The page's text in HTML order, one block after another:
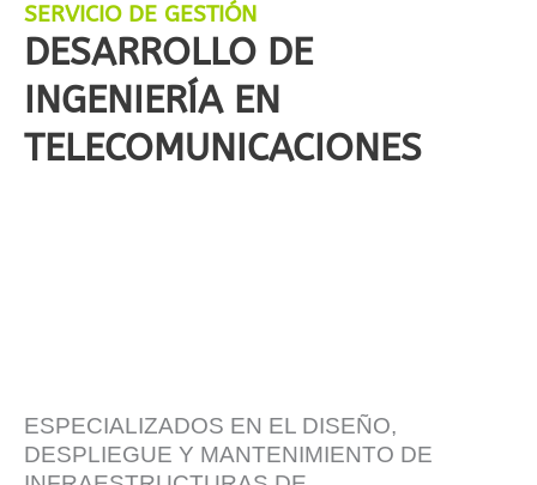
SERVICIO DE GESTIÓN
DESARROLLO DE
INGENIERÍA EN
TELECOMUNICACIONES
ESPECIALIZADOS EN EL DISEÑO,
DESPLIEGUE Y MANTENIMIENTO DE